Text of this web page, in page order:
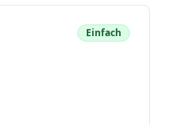
Einfach